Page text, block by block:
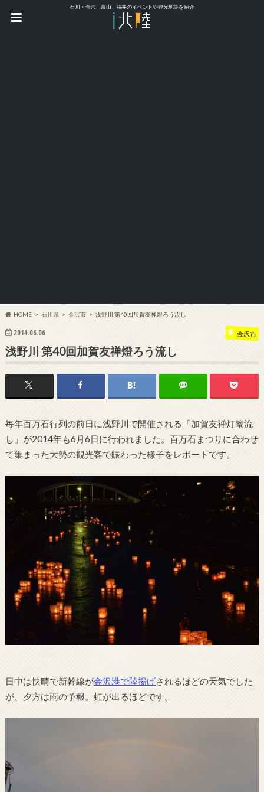
石川・金沢、富山、福井のイベントや観光地等を紹介
HOME 石川県 金沢市 浅野川 第40回加賀友禅燈ろう流し
2014.06.06 金沢市
浅野川 第40回加賀友禅燈ろう流し
毎年百万石行列の前日に浅野川で開催される「加賀友禅灯篭流
し」が2014年も6月6日に行われました。百万石まつりに合わせ
て集まった大勢の観光客で賑わった様子をレポートです。
日中は快晴で新幹線が金沢港で陸揚げされるほどの天気でした
が、夕方は雨の予報。虹が出るほどです。